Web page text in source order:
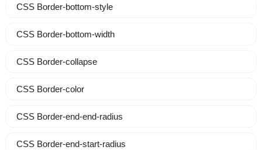
CSS Border-bottom-style
CSS Border-bottom-width
CSS Border-collapse
CSS Border-color
CSS Border-end-end-radius
CSS Border-end-start-radius